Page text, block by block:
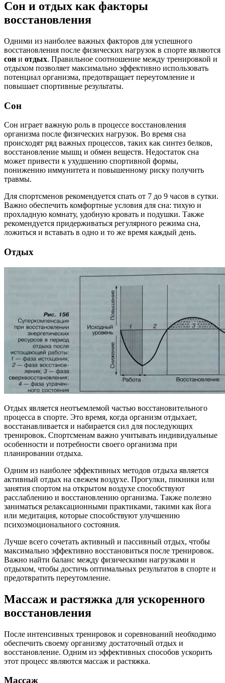
Сон и отдых как факторы
восстановления
Одними из наиболее важных факторов для успешного
восстановления после физических нагрузок в спорте являются
сон и отдых. Правильное соотношение между тренировкой и
отдыхом позволяет максимально эффективно использовать
потенциал организма, предотвращает переутомление и
повышает спортивные результаты.
Сон
Сон играет важную роль в процессе восстановления
организма после физических нагрузок. Во время сна
происходят ряд важных процессов, таких как синтез белков,
восстановление мышц и обмен веществ. Недостаток сна
может привести к ухудшению спортивной формы,
понижению иммунитета и повышенному риску получить
травмы.
Для спортсменов рекомендуется спать от 7 до 9 часов в сутки.
Важно обеспечить комфортные условия для сна: тихую и
прохладную комнату, удобную кровать и подушки. Также
рекомендуется придерживаться регулярного режима сна,
ложиться и вставать в одно и то же время каждый день.
Отдых
Отдых является неотъемлемой частью восстановительного
процесса в спорте. Это время, когда организм отдыхает,
восстанавливается и набирается сил для последующих
тренировок. Спортсменам важно учитывать индивидуальные
особенности и потребности своего организма при
планировании отдыха.
Одним из наиболее эффективных методов отдыха является
активный отдых на свежем воздухе. Прогулки, пикники или
занятия спортом на открытом воздухе способствуют
расслаблению и восстановлению организма. Также полезно
заниматься релаксационными практиками, такими как йога
или медитация, которые способствуют улучшению
психоэмоционального состояния.
Лучше всего сочетать активный и пассивный отдых, чтобы
максимально эффективно восстановиться после тренировок.
Важно найти баланс между физическими нагрузками и
отдыхом, чтобы достичь оптимальных результатов в спорте и
предотвратить переутомление.
Массаж и растяжка для ускоренного
восстановления
После интенсивных тренировок и соревнований необходимо
обеспечить своему организму достаточный отдых и
восстановление. Одним из эффективных способов ускорить
этот процесс являются массаж и растяжка.
Массаж